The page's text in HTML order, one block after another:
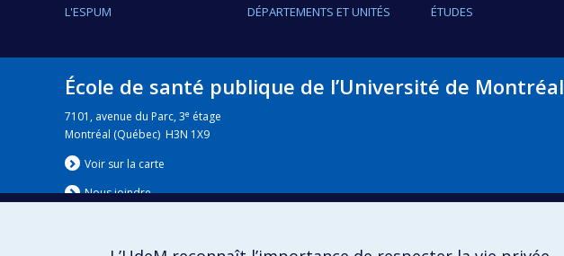
L'ESPUM DÉPARTEMENTS ET UNITÉS ÉTUDES
École de santé publique de l’Université de Montréal
7101, avenue du Parc, 3e étage
Montréal (Québec) H3N 1X9
Voir sur la carte
Nous joindre